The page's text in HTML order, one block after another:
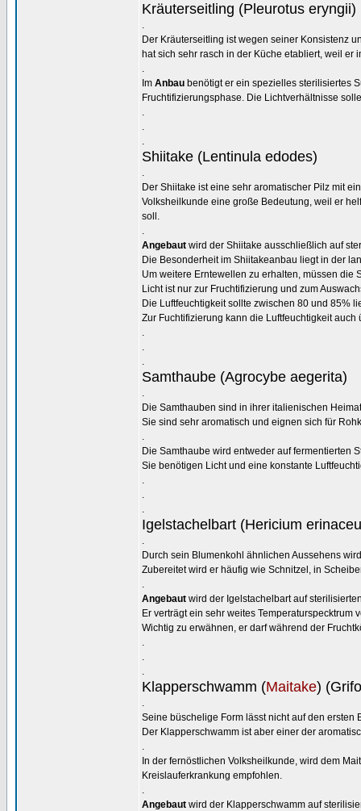
Kräuterseitling (Pleurotus eryngii)
.
Der Kräuterseitling ist wegen seiner Konsistenz
hat sich sehr rasch in der Küche etabliert, weil
.
Im Anbau benötigt er ein spezielles sterilisiertes
Fruchtifizierungsphase. Die Lichtverhältnisse
.
.
.
Shiitake (Lentinula edodes)
.
Der Shiitake ist eine sehr aromatischer Pilz mit
Volksheilkunde eine große Bedeutung, weil er
soll.
.
Angebaut wird der Shiitake ausschließlich auf
Die Besonderheit im Shiitakeanbau liegt in der
Um weitere Erntewellen zu erhalten, müssen die
Licht ist nur zur Fruchtifizierung und zum
Die Luftfeuchtigkeit sollte zwischen 80 und 85%
Zur Fuchtifizierung kann die Luftfeuchtigkeit auch
.
.
.
Samthaube (Agrocybe aegerita)
.
Die Samthauben sind in ihrer italienischen
Sie sind sehr aromatisch und eignen sich für
.
Die Samthaube wird entweder auf fermentierten
Sie benötigen Licht und eine konstante
.
.
.
Igelstachelbart (Hericium
.
Durch sein Blumenkohl ähnlichen Aussehens
Zubereitet wird er häufig wie Schnitzel, in
.
Angebaut wird der Igelstachelbart auf
Er verträgt ein sehr weites Temperaturspecktrum
Wichtig zu erwähnen, er darf während der
.
.
.
Klapperschwamm (Maitake)
.
Seine büschelige Form lässt nicht auf den ersten
Der Klapperschwamm ist aber einer der
.
In der fernöstlichen Volksheilkunde, wird dem
Kreislauferkrankung empfohlen.
.
Angebaut wird der Klapperschwamm auf